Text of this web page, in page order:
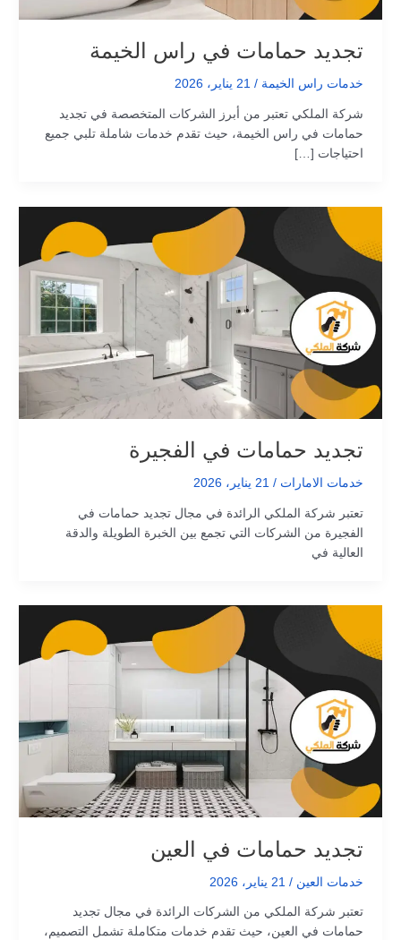
تجديد حمامات في راس الخيمة
خدمات راس الخيمة / 21 يناير، 2026
شركة الملكي تعتبر من أبرز الشركات المتخصصة في تجديد
حمامات في راس الخيمة، حيث تقدم خدمات شاملة تلبي جميع
احتياجات […]
تجديد حمامات في الفجيرة
خدمات الامارات / 21 يناير، 2026
تعتبر شركة الملكي الرائدة في مجال تجديد حمامات في
الفجيرة من الشركات التي تجمع بين الخبرة الطويلة والدقة
العالية في
تجديد حمامات في العين
خدمات العين / 21 يناير، 2026
تعتبر شركة الملكي من الشركات الرائدة في مجال تجديد
حمامات في العين، حيث تقدم خدمات متكاملة تشمل التصميم،